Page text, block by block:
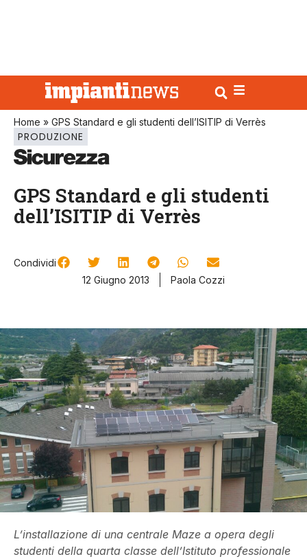
Home » GPS Standard e gli studenti dell’ISITIP di Verrès
PRODUZIONE
GPS Standard e gli studenti
dell’ISITIP di Verrès
Condividi
12 Giugno 2013
Paola Cozzi
L’installazione di una centrale Maze a opera degli
studenti della quarta classe dell’Istituto professionale